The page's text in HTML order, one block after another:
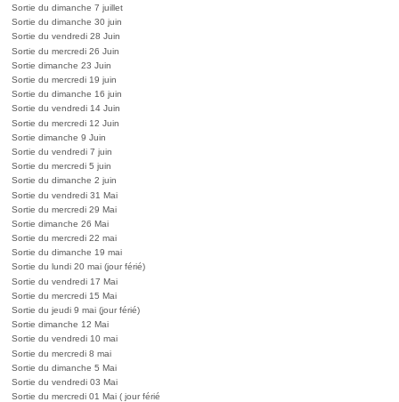
Sortie du dimanche 7 juillet
Sortie du dimanche 30 juin
Sortie du vendredi 28 Juin
Sortie du mercredi 26 Juin
Sortie dimanche 23 Juin
Sortie du mercredi 19 juin
Sortie du dimanche 16 juin
Sortie du vendredi 14 Juin
Sortie du mercredi 12 Juin
Sortie dimanche 9 Juin
Sortie du vendredi 7 juin
Sortie du mercredi 5 juin
Sortie du dimanche 2 juin
Sortie du vendredi 31 Mai
Sortie du mercredi 29 Mai
Sortie dimanche 26 Mai
Sortie du mercredi 22 mai
Sortie du dimanche 19 mai
Sortie du lundi 20 mai (jour férié)
Sortie du vendredi 17 Mai
Sortie du mercredi 15 Mai
Sortie du jeudi 9 mai (jour férié)
Sortie dimanche 12 Mai
Sortie du vendredi 10 mai
Sortie du mercredi 8 mai
Sortie du dimanche 5 Mai
Sortie du vendredi 03 Mai
Sortie du mercredi 01 Mai ( jour férié